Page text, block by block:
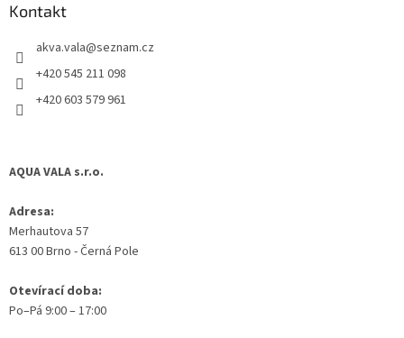
Kontakt
akva.vala@seznam.cz
+420 545 211 098
+420 603 579 961
AQUA VALA s.r.o.
Adresa:
Merhautova 57
613 00 Brno - Černá Pole
Otevírací doba:
Po–Pá 9:00 – 17:00